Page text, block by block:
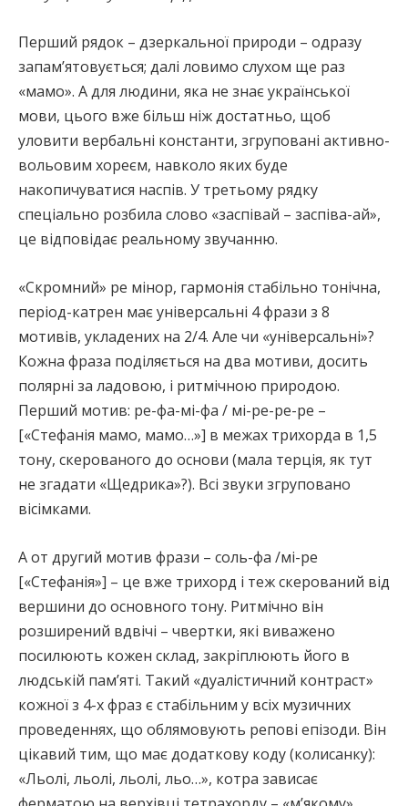
Перший рядок – дзеркальної природи – одразу
запам’ятовується; далі ловимо слухом ще раз
«мамо». А для людини, яка не знає української
мови, цього вже більш ніж достатньо, щоб
уловити вербальні константи, згруповані активно-
вольовим хореєм, навколо яких буде
накопичуватися наспів. У третьому рядку
спеціально розбила слово «заспівай – заспіва-ай»,
це відповідає реальному звучанню.
«Скромний» ре мінор, гармонія стабільно тонічна,
період-катрен має універсальні 4 фрази з 8
мотивів, укладених на 2/4. Але чи «універсальні»?
Кожна фраза поділяється на два мотиви, досить
полярні за ладовою, і ритмічною природою.
Перший мотив: ре-фа-мі-фа / мі-ре-ре-ре –
[«Стефанія мамо, мамо…»] в межах трихорда в 1,5
тону, скерованого до основи (мала терція, як тут
не згадати «Щедрика»?). Всі звуки згруповано
вісімками.
А от другий мотив фрази – соль-фа /мі-ре
[«Стефанія»] – це вже трихорд і теж скерований від
вершини до основного тону. Ритмічно він
розширений вдвічі – чвертки, які виважено
посилюють кожен склад, закріплюють його в
людській пам’яті. Такий «дуалістичний контраст»
кожної з 4-х фраз є стабільним у всіх музичних
проведеннях, що облямовують репові епізоди. Він
цікавий тим, що має додаткову коду (колисанку):
«Льолі, льолі, льолі, льо…», котра зависає